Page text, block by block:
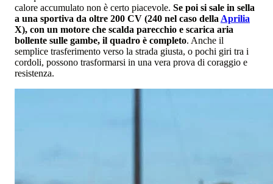
calore accumulato non è certo piacevole. Se poi si sale in sella
a una sportiva da oltre 200 CV (240 nel caso della Aprilia
X), con un motore che scalda parecchio e scarica aria
bollente sulle gambe, il quadro è completo. Anche il
semplice trasferimento verso la strada giusta, o pochi giri tra i
cordoli, possono trasformarsi in una vera prova di coraggio e
resistenza.